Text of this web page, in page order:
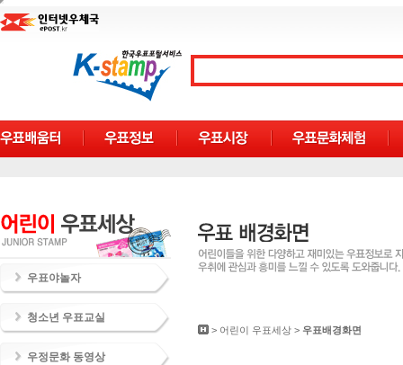
우표야놀자
청소년 우표교실
우정문화 동영상
> 어린이 우표세상 > 우표배경화면